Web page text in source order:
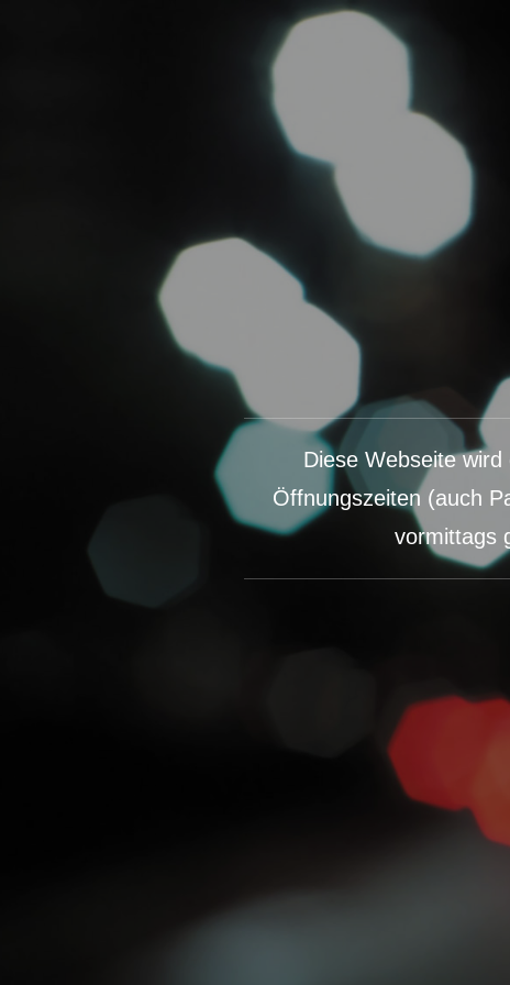
Diese Webseite
Öffnungszeiten (auch
vormittags